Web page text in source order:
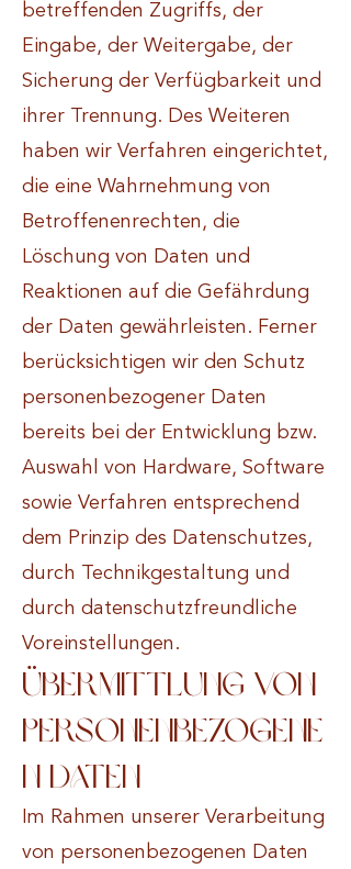
betreffenden Zugriffs, der
Eingabe, der Weitergabe, der
Sicherung der Verfügbarkeit und
ihrer Trennung. Des Weiteren
haben wir Verfahren eingerichtet,
die eine Wahrnehmung von
Betroffenenrechten, die
Löschung von Daten und
Reaktionen auf die Gefährdung
der Daten gewährleisten. Ferner
berücksichtigen wir den Schutz
personenbezogener Daten
bereits bei der Entwicklung bzw.
Auswahl von Hardware, Software
sowie Verfahren entsprechend
dem Prinzip des Datenschutzes,
durch Technikgestaltung und
durch datenschutzfreundliche
Voreinstellungen.
Übermittlung von
personenbezogene
n Daten
Im Rahmen unserer Verarbeitung
von personenbezogenen Daten